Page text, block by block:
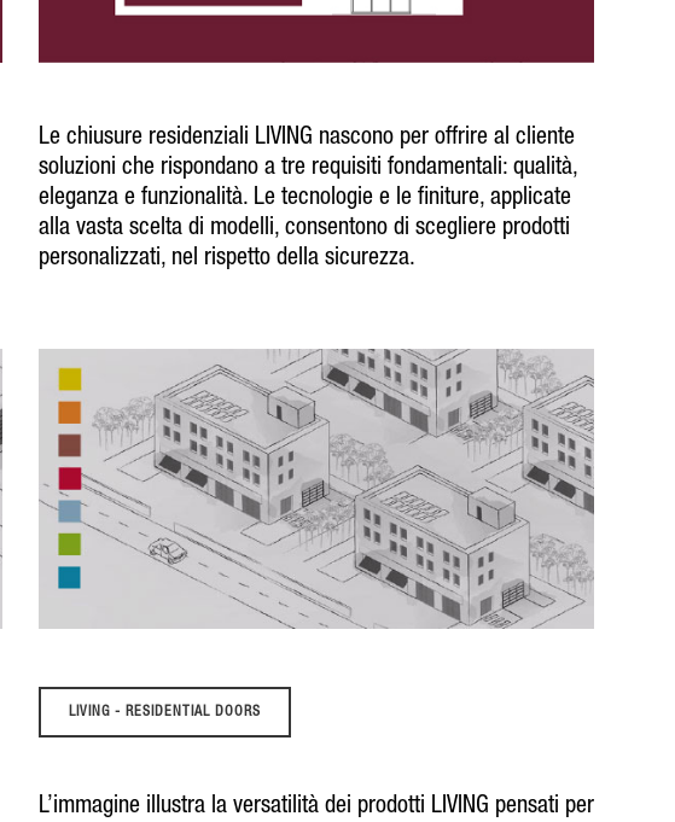
Le chiusure residenziali LIVING nascono per offrire al cliente
soluzioni che rispondano a tre requisiti fondamentali: qualità,
eleganza e funzionalità. Le tecnologie e le finiture, applicate
alla vasta scelta di modelli, consentono di scegliere prodotti
personalizzati, nel rispetto della sicurezza.
LIVING - RESIDENTIAL DOORS
L’immagine illustra la versatilità dei prodotti LIVING pensati per